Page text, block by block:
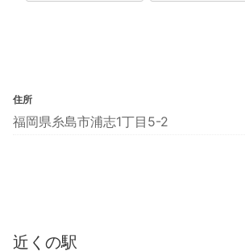
住所
福岡県糸島市浦志1丁目5-2
近くの駅